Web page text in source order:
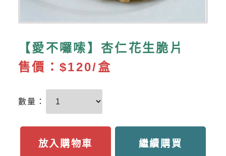
【愛不囉嗦】杏仁花生脆片
售價： $120/盒
數量：
放入購物車 繼續購買